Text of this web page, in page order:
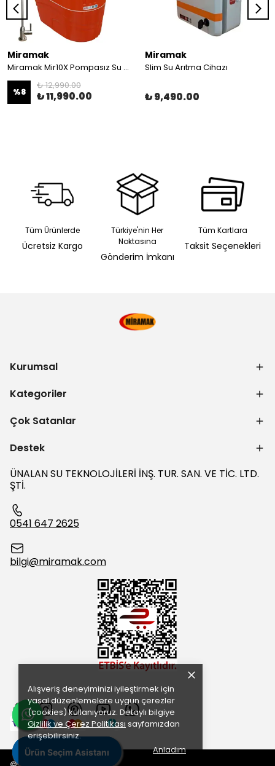
Alışveriş deneyiminizi iyileştirmek için
yasal düzenlemelere uygun çerezler
(cookies) kullanıyoruz. Detaylı bilgiye
Gizlilik ve Çerez Politikası sayfamızdan
erişebilirsiniz.
Anladım
Miramak
Miramak Mir10X Pompasız Su Arıtma Cihazı
%8
₺ 12,990.00
₺ 11,990.00
Miramak
Slim Su Arıtma Cihazı
₺ 9,490.00
Tüm Ürünlerde
Ücretsiz Kargo
Türkiye'nin Her
Noktasına
Gönderim İmkanı
Tüm Kartlara
Taksit Seçenekleri
Kurumsal
Kategoriler
Çok Satanlar
Destek
ÜNALAN SU TEKNOLOJİLERİ İNŞ. TUR. SAN. VE TİC. LTD.
ŞTİ.
0541 647 2625
bilgi@miramak.com
Ürün Seçim Asistanı
Ürün Seçim Asistanı
Ürün Seçim Asistanı